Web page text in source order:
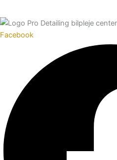
Facebook